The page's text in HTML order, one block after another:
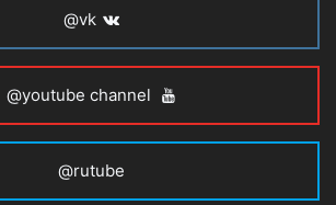
@vk
@youtube channel
@rutube